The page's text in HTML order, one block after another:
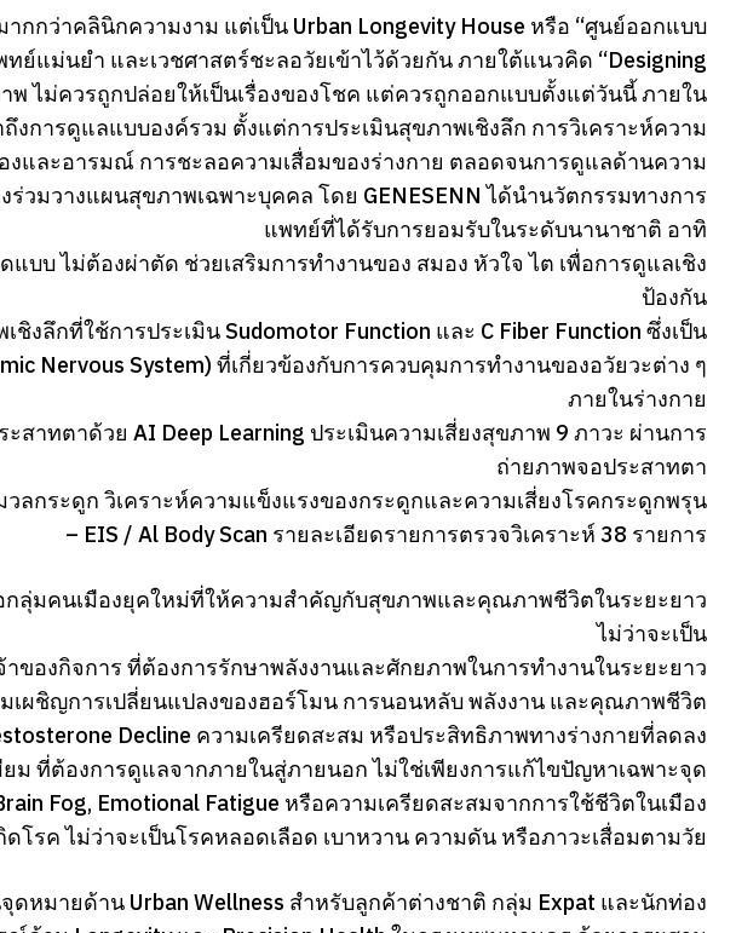
ากกว่าคลินิกความงาม แต่เป็น Urban Longevity House หรือ “ศูนย์ออกแบบ
แม่นยำ และเวชศาสตร์ชะลอวัยเข้าไว้ด้วยกัน ภายใต้แนวคิด “Designing
พ ไม่ควรถูกปล่อยให้เป็นเรื่องของโชค แต่ควรถูกออกแบบตั้งแต่วันนี้ ภายใน
ถึงการดูแลแบบองค์รวม ตั้งแต่การประเมินสุขภาพเชิงลึก การวิเคราะห์ความ
และอารมณ์ การชะลอความเสื่อมของร่างกาย ตลอดจนการดูแลด้านความ
มวางแผนสุขภาพเฉพาะบุคคล โดย GENESENN ได้นำนวัตกรรมทางการ
แพทย์ที่ได้รับการยอมรับในระดับนานาชาติ อาทิ
แบบ ไม่ต้องผ่าตัด ช่วยเสริมการทำงานของ สมอง หัวใจ ไต เพื่อการดูแลเชิง
ป้องกัน
ชิงลึกที่ใช้การประเมิน Sudomotor Function และ C Fiber Function ซึ่งเป็น
Nervous System) ที่เกี่ยวข้องกับการควบคุมการทำงานของอวัยวะต่าง ๆ
ภายในร่างกาย
ะสาทตาด้วย AI Deep Learning ประเมินความเสี่ยงสุขภาพ 9 ภาวะ ผ่านการ
ถ่ายภาพจอประสาทตา
วลกระดูก วิเคราะห์ความแข็งแรงของกระดูกและความเสี่ยงโรคกระดูกพรุน
– EIS / Al Body Scan รายละเอียดรายการตรวจวิเคราะห์ 38 รายการ
กลุ่มคนเมืองยุคใหม่ที่ให้ความสำคัญกับสุขภาพและคุณภาพชีวิตในระยะยาว
ไม่ว่าจะเป็น
าของกิจการ ที่ต้องการรักษาพลังงานและศักยภาพในการทำงานในระยะยาว
เผชิญการเปลี่ยนแปลงของฮอร์โมน การนอนหลับ พลังงาน และคุณภาพชีวิต
Decline ความเครียดสะสม หรือประสิทธิภาพทางร่างกายที่ลดลง
ม ที่ต้องการดูแลจากภายในสู่ภายนอก ไม่ใช่เพียงการแก้ไขปัญหาเฉพาะจุด
Fog, Emotional Fatigue หรือความเครียดสะสมจากการใช้ชีวิตในเมือง
โรค ไม่ว่าจะเป็นโรคหลอดเลือด เบาหวาน ความดัน หรือภาวะเสื่อมตามวัย
ดหมายด้าน Urban Wellness สำหรับลูกค้าต่างชาติ กลุ่ม Expat และนักท่อง